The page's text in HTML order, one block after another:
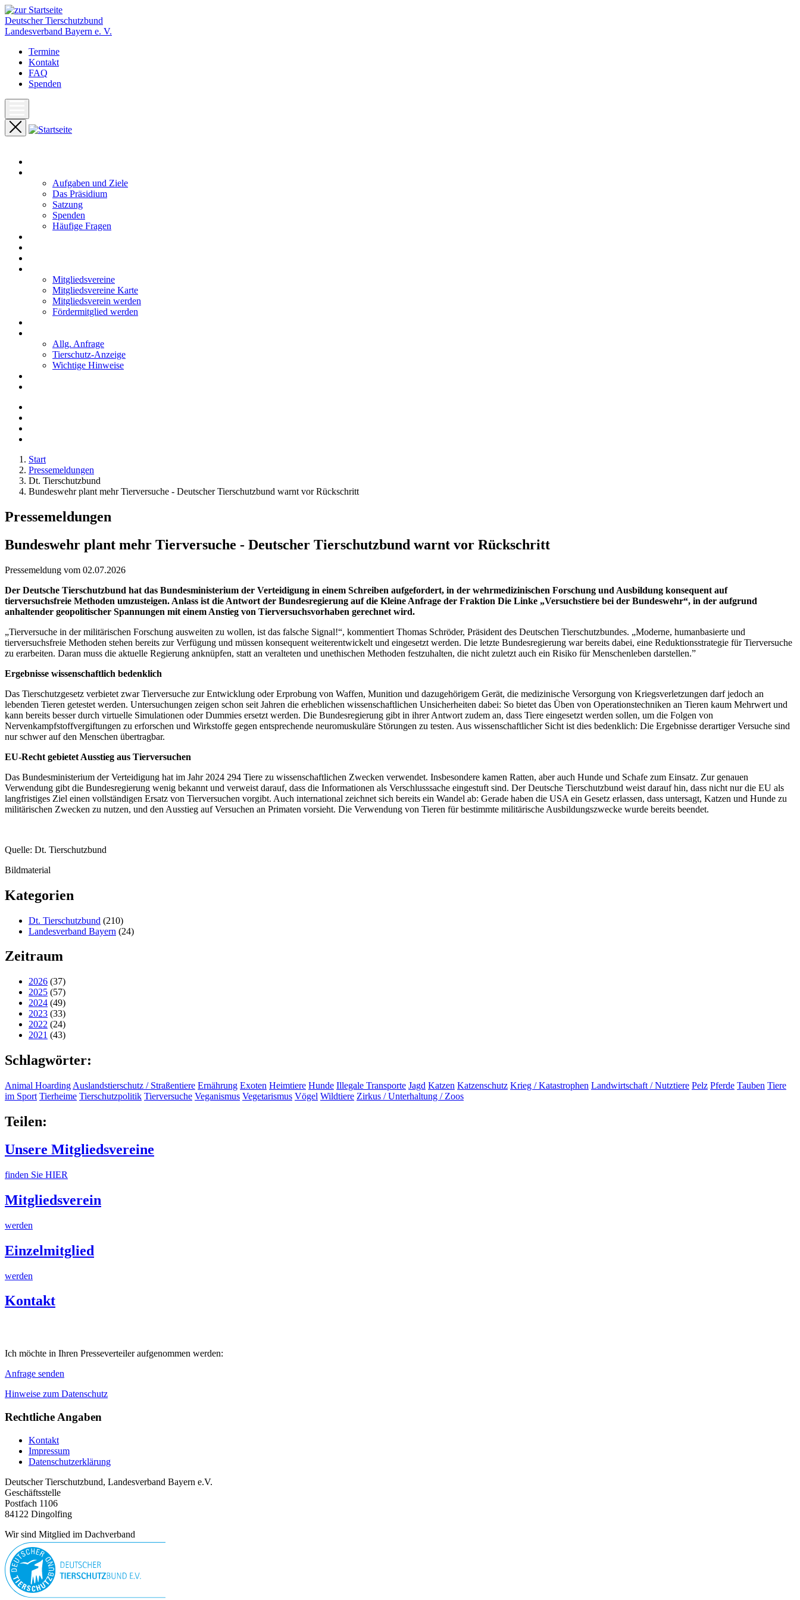
Deutscher Tierschutzbund
Landesverband Bayern e. V.
Termine
Kontakt
FAQ
Spenden
Aufgaben und Ziele
Das Präsidium
Satzung
Spenden
Häufige Fragen
Mitgliedsvereine
Mitgliedsvereine Karte
Mitgliedsverein werden
Fördermitglied werden
Allg. Anfrage
Tierschutz-Anzeige
Wichtige Hinweise
Start
Pressemeldungen
Dt. Tierschutzbund
Bundeswehr plant mehr Tierversuche - Deutscher Tierschutzbund warnt vor Rückschritt
Pressemeldungen
Bundeswehr plant mehr Tierversuche - Deutscher Tierschutzbund warnt vor Rückschritt
Pressemeldung vom 02.07.2026
Der Deutsche Tierschutzbund hat das Bundesministerium der Verteidigung in einem Schreiben aufgefordert, in der wehrmedizinischen Forschung und Ausbildung konsequent auf
tierversuchsfreie Methoden umzusteigen. Anlass ist die Antwort der Bundesregierung auf die Kleine Anfrage der Fraktion Die Linke „Versuchstiere bei der Bundeswehr“, in der aufgrund
anhaltender geopolitischer Spannungen mit einem Anstieg von Tierversuchsvorhaben gerechnet wird.
„Tierversuche in der militärischen Forschung ausweiten zu wollen, ist das falsche Signal!“, kommentiert Thomas Schröder, Präsident des Deutschen Tierschutzbundes. „Moderne, humanbasierte und
tierversuchsfreie Methoden stehen bereits zur Verfügung und müssen konsequent weiterentwickelt und eingesetzt werden. Die letzte Bundesregierung war bereits dabei, eine Reduktionsstrategie für Tierversuche
zu erarbeiten. Daran muss die aktuelle Regierung anknüpfen, statt an veralteten und unethischen Methoden festzuhalten, die nicht zuletzt auch ein Risiko für Menschenleben darstellen.”
Ergebnisse wissenschaftlich bedenklich
Das Tierschutzgesetz verbietet zwar Tierversuche zur Entwicklung oder Erprobung von Waffen, Munition und dazugehörigem Gerät, die medizinische Versorgung von Kriegsverletzungen darf jedoch an
lebenden Tieren getestet werden. Untersuchungen zeigen schon seit Jahren die erheblichen wissenschaftlichen Unsicherheiten dabei: So bietet das Üben von Operationstechniken an Tieren kaum Mehrwert und
kann bereits besser durch virtuelle Simulationen oder Dummies ersetzt werden. Die Bundesregierung gibt in ihrer Antwort zudem an, dass Tiere eingesetzt werden sollen, um die Folgen von
Nervenkampfstoffvergiftungen zu erforschen und Wirkstoffe gegen entsprechende neuromuskuläre Störungen zu testen. Aus wissenschaftlicher Sicht ist dies bedenklich: Die Ergebnisse derartiger Versuche sind
nur schwer auf den Menschen übertragbar.
EU-Recht gebietet Ausstieg aus Tierversuchen
Das Bundesministerium der Verteidigung hat im Jahr 2024 294 Tiere zu wissenschaftlichen Zwecken verwendet. Insbesondere kamen Ratten, aber auch Hunde und Schafe zum Einsatz. Zur genauen
Verwendung gibt die Bundesregierung wenig bekannt und verweist darauf, dass die Informationen als Verschlusssache eingestuft sind. Der Deutsche Tierschutzbund weist darauf hin, dass nicht nur die EU als
langfristiges Ziel einen vollständigen Ersatz von Tierversuchen vorgibt. Auch international zeichnet sich bereits ein Wandel ab: Gerade haben die USA ein Gesetz erlassen, dass untersagt, Katzen und Hunde zu
militärischen Zwecken zu nutzen, und den Ausstieg auf Versuchen an Primaten vorsieht. Die Verwendung von Tieren für bestimmte militärische Ausbildungszwecke wurde bereits beendet.
Quelle: Dt. Tierschutzbund
Bildmaterial
Kategorien
Dt. Tierschutzbund (210)
Landesverband Bayern (24)
Zeitraum
2026 (37)
2025 (57)
2024 (49)
2023 (33)
2022 (24)
2021 (43)
Schlagwörter:
Animal Hoarding Auslandstierschutz / Straßentiere Ernährung Exoten Heimtiere Hunde Illegale Transporte Jagd Katzen Katzenschutz Krieg / Katastrophen Landwirtschaft / Nutztiere Pelz Pferde Tauben Tiere
im Sport Tierheime Tierschutzpolitik Tierversuche Veganismus Vegetarismus Vögel Wildtiere Zirkus / Unterhaltung / Zoos
Teilen:
Unsere Mitgliedsvereine
finden Sie HIER
Mitgliedsverein
werden
Einzelmitglied
werden
Kontakt
Ich möchte in Ihren Presseverteiler aufgenommen werden:
Anfrage senden
Hinweise zum Datenschutz
Rechtliche Angaben
Kontakt
Impressum
Datenschutzerklärung
Deutscher Tierschutzbund, Landesverband Bayern e.V.
Geschäftsstelle
Postfach 1106
84122 Dingolfing
Wir sind Mitglied im Dachverband